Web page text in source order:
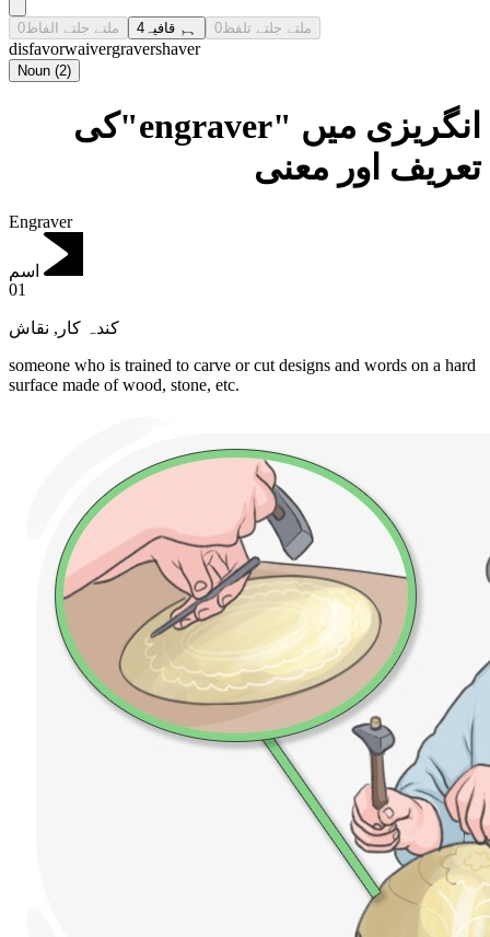
ملتے جلتے الفاظ 0 ہم قافیہ 4 ملتے جلتے تلفظ 0
disfavorwaivergravershaver
Noun (2)
انگریزی میں "engraver"کی
تعریف اور معنی
Engraver
اسم
01
کندہ کار , نقاش
someone who is trained to carve or cut designs and words on a hard
surface made of wood, stone, etc.